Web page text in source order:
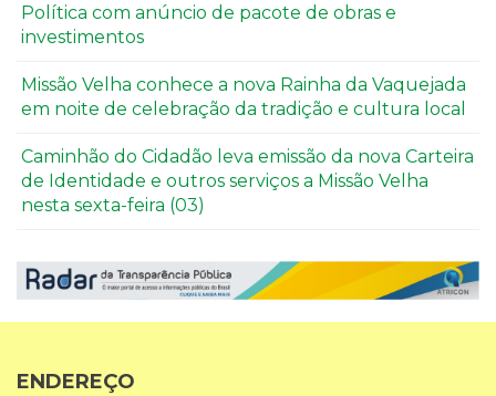
Política com anúncio de pacote de obras e
investimentos
Missão Velha conhece a nova Rainha da Vaquejada
em noite de celebração da tradição e cultura local
Caminhão do Cidadão leva emissão da nova Carteira
de Identidade e outros serviços a Missão Velha
nesta sexta-feira (03)
ENDEREÇO